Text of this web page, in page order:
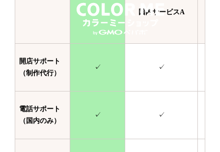
国内サービスA
開店サポート
（制作代行）
✓ ✓
電話サポート
（国内のみ）
✓ ✓